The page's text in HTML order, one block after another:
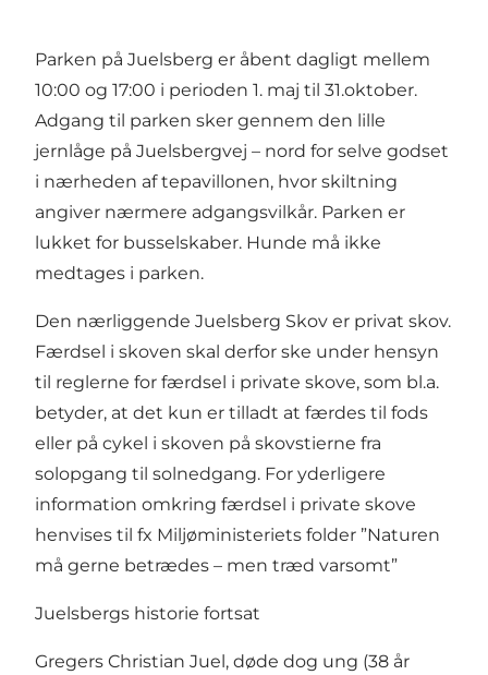
Parken på Juelsberg er åbent dagligt mellem
10:00 og 17:00 i perioden 1. maj til 31.oktober.
Adgang til parken sker gennem den lille
jernlåge på Juelsbergvej – nord for selve godset
i nærheden af tepavillonen, hvor skiltning
angiver nærmere adgangsvilkår. Parken er
lukket for busselskaber. Hunde må ikke
medtages i parken.
Den nærliggende Juelsberg Skov er privat skov.
Færdsel i skoven skal derfor ske under hensyn
til reglerne for færdsel i private skove, som bl.a.
betyder, at det kun er tilladt at færdes til fods
eller på cykel i skoven på skovstierne fra
solopgang til solnedgang. For yderligere
information omkring færdsel i private skove
henvises til fx Miljøministeriets folder ”Naturen
må gerne betrædes – men træd varsomt”
Juelsbergs historie fortsat
Gregers Christian Juel, døde dog ung (38 år